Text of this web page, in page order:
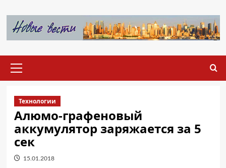
содержимому
меню
Технологии
Алюмо-графеновый
аккумулятор заряжается за 5
сек
15.01.2018